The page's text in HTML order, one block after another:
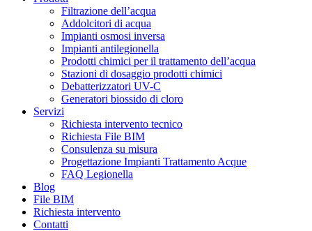
Filtrazione dell’acqua
Addolcitori di acqua
Impianti osmosi inversa
Impianti antilegionella
Prodotti chimici per il trattamento dell’acqua
Stazioni di dosaggio prodotti chimici
Debatterizzatori UV-C
Generatori biossido di cloro
Servizi
Richiesta intervento tecnico
Richiesta File BIM
Consulenza su misura
Progettazione Impianti Trattamento Acque
FAQ Legionella
Blog
File BIM
Richiesta intervento
Contatti